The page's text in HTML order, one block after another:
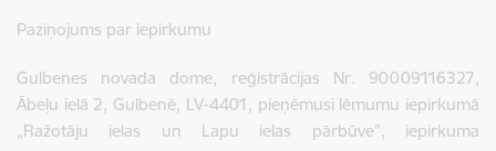
Paziņojums par iepirkumu
Gulbenes novada dome, reģistrācijas Nr. 90009116327,
Ābeļu ielā 2, Gulbenē, LV-4401, pieņēmusi lēmumu iepirkumā
„Ražotāju ielas un Lapu ielas pārbūve”, iepirkuma